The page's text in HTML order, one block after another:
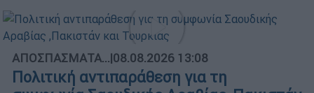
ΑΠΟΣΠΑΣΜΑΤΑ...|08.08.2026 13:08
Πολιτική αντιπαράθεση για τη